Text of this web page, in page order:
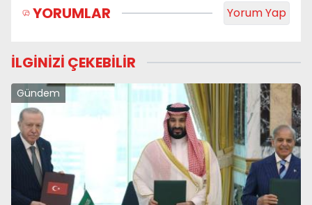
YORUMLAR Yorum Yap
İLGİNİZİ ÇEKEBİLİR
Gündem